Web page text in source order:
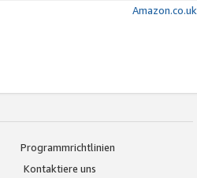
Programmrichtlinien
Kontaktiere uns